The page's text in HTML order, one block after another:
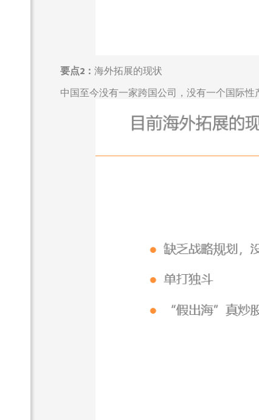
要点2：海外拓展的现状
中国至今没有一家跨国公司，没有一个国际性